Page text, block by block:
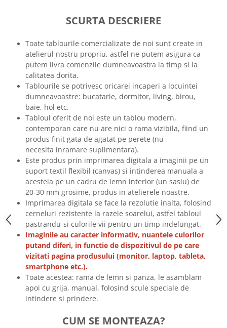
Tricouri cadou 40 ani
Tricouri cadou 60 ani
Tricouri motociclisti
Tricouri motociclisti
Tricouri enduro
Tricouri offroad
Tricouri biciclisti
Tricouri biciclisti
Tricouri biciclisti MTB
Tricouri biciclisti BMX
Tricouri biciclisti downhill
Tricouri skateboard
Tricouri sport/fitness
Tricouri fitness/sala de forta
Tricouri yoga
SCURTA DESCRIERE
Toate tablourile comercializate de noi sunt create in
atelierul nostru propriu, astfel ne putem asigura ca
putem livra comenzile dumneavoastra la timp si la
calitatea dorita.
Tablourile se potrivesc oricarei incaperi a locuintei
dumneavoastre: bucatarie, dormitor, living, birou,
baie, hol etc.
Tabloul oferit de noi este un tablou modern,
contemporan care nu are nici o rama vizibila, fiind un
produs finit gata de agatat pe perete (nu
necesita inramare suplimentara).
Este produs prin imprimarea digitala a imaginii pe un
suport textil flexibil (canvas) si intinderea manuala a
acesteia pe un cadru de lemn interior (un sasiu) de
20-30 mm grosime, produs in atelierele noastre.
Imprimarea digitala se face la rezolutie inalta, folosind
cerneluri rezistente la razele soarelui, astfel tabloul
pastrandu-si culorile vii pentru un timp indelungat.
Imaginile au caracter informativ, nuantele culorilor
putand diferi, in functie de dispozitivul de pe care
vizitati pagina produsului (monitor, laptop, tableta,
smartphone etc.).
Toate acestea: rama de lemn si panza, le asamblam
apoi cu grija, manual, folosind scule speciale de
intindere si prindere.
CUM SE MONTEAZA?